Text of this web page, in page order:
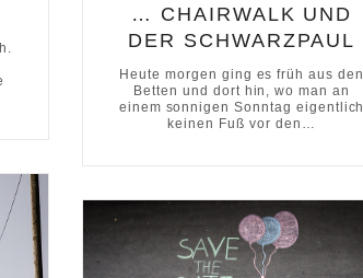
… CHAIRWALK UND
DER SCHWARZPAUL
Heute morgen ging es früh aus den
Betten und dort hin, wo man an
einem sonnigen Sonntag eigentlich
keinen Fuß vor den…